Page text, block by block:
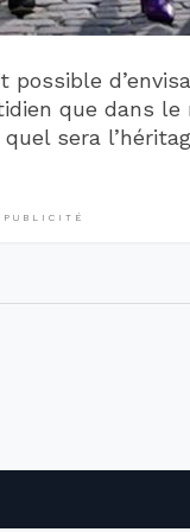
possible
que dans le
sera
PUBLICITÉ